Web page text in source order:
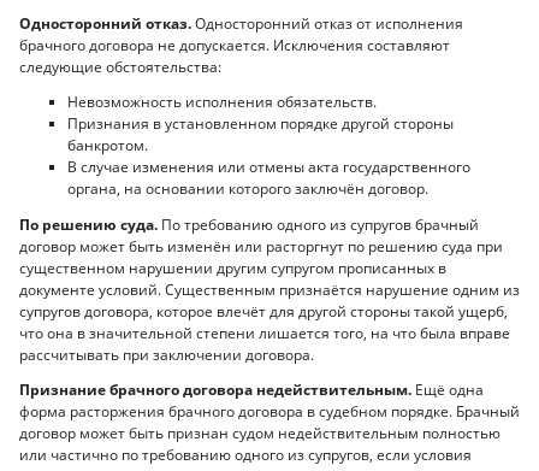
Односторонний отказ.Односторонний отказ от исполнения
брачного договора не допускается. Исключения составляют
следующие обстоятельства:
Невозможность исполнения обязательств.
Признания в установленном порядке другой стороны
банкротом.
В случае изменения или отмены акта государственного
органа, на основании которого заключён договор.
По решению суда. По требованию одного из супругов брачный
договор может быть изменён или расторгнут по решению суда при
существенном нарушении другим супругом прописанных в
документе условий. Существенным признаётся нарушение одним из
супругов договора, которое влечёт для другой стороны такой ущерб,
что она в значительной степени лишается того, на что была вправе
рассчитывать при заключении договора.
Признание брачного договора недействительным. Ещё одна
форма расторжения брачного договора в судебном порядке. Брачный
договор может быть признан судом недействительным полностью
или частично по требованию одного из супругов, если условия